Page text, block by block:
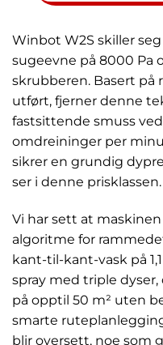
Winbot W2S skiller
sugeevne på 8000 Pa
skrubberen. Basert på
utført, fjerner denne
fastsittende smuss
omdreininger per
sikrer en grundig
ser i denne prisklassen.
Vi har sett at
algoritme for
kant-til-kant-vask på
spray med triple
på opptil 50 m² uten
smarte
blir oversett, noe som